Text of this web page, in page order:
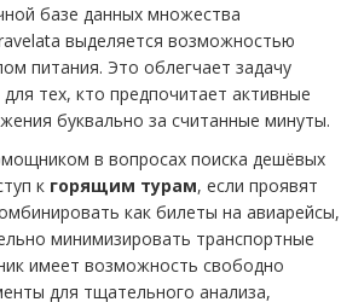
базе данных множества
выделяется возможностью
питания. Это облегчает задачу
тех, кто предпочитает активные
буквально за считанные минуты.
в вопросах поиска дешёвых
к горящим турам, если проявят
как билеты на авиарейсы,
минимизировать транспортные
имеет возможность свободно
для тщательного анализа,